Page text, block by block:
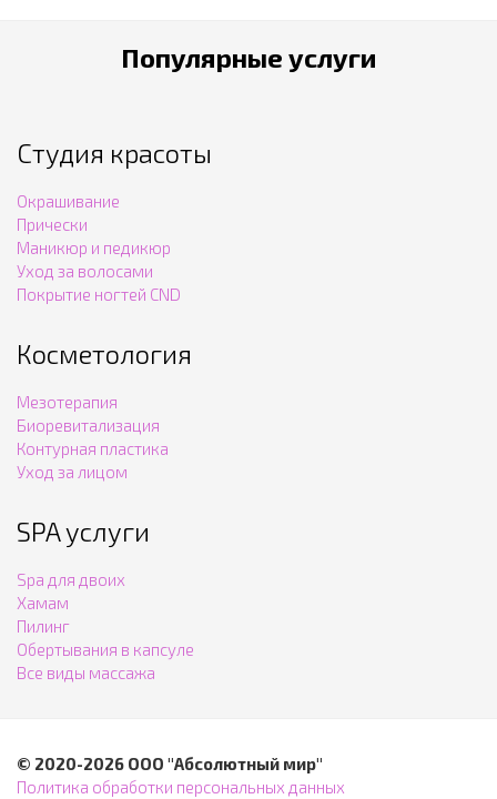
Популярные услуги
Студия красоты
Окрашивание
Прически
Маникюр и педикюр
Уход за волосами
Покрытие ногтей CND
Косметология
Мезотерапия
Биоревитализация
Контурная пластика
Уход за лицом
SPA услуги
Spa для двоих
Хамам
Пилинг
Обертывания в капсуле
Все виды массажа
© 2020-2026 ООО "Абсолютный мир"
Политика обработки персональных данных